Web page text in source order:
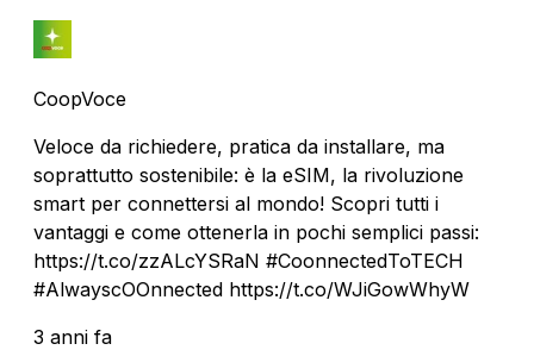
CoopVoce
Veloce da richiedere, pratica da installare, ma
soprattutto sostenibile: è la eSIM, la rivoluzione
smart per connettersi al mondo! Scopri tutti i
vantaggi e come ottenerla in pochi semplici passi:
https://t.co/zzALcYSRaN #CoonnectedToTECH
#AlwayscOOnnected https://t.co/WJiGowWhyW
3 anni fa